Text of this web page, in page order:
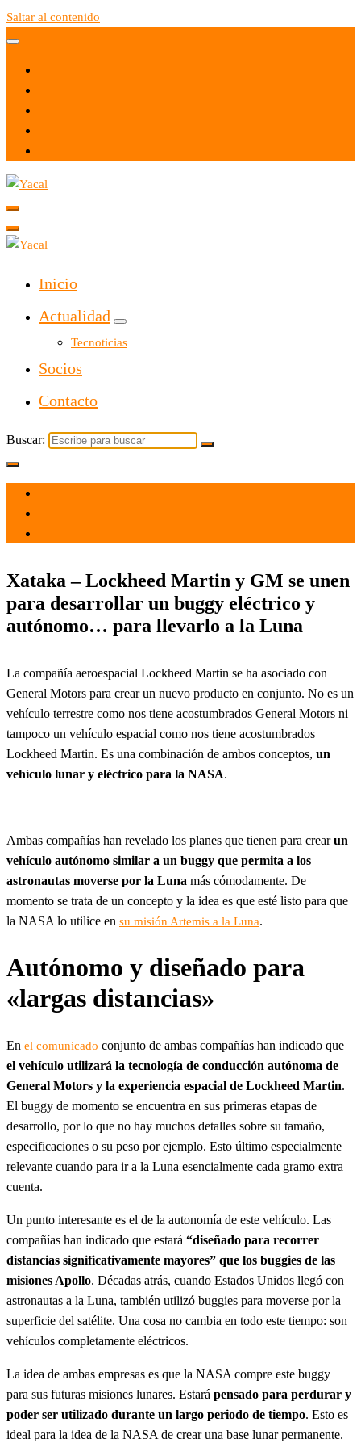
Saltar al contenido
Yacal micro hosting
Inicio
Actualidad
Tecnoticias
Socios
Contacto
Buscar:
Xataka – Lockheed Martin y GM se unen
para desarrollar un buggy eléctrico y
autónomo… para llevarlo a la Luna
La compañía aeroespacial Lockheed Martin se ha asociado con
General Motors para crear un nuevo producto en conjunto. No es un
vehículo terrestre como nos tiene acostumbrados General Motors ni
tampoco un vehículo espacial como nos tiene acostumbrados
Lockheed Martin. Es una combinación de ambos conceptos, un
vehículo lunar y eléctrico para la NASA.
Ambas compañías han revelado los planes que tienen para crearun
vehículo autónomo similar a un buggy que permita a los
astronautas moverse por la Luna más cómodamente. De
momento se trata de un concepto y la idea es que esté listo para que
la NASA lo utilice en su misión Artemis a la Luna.
Autónomo y diseñado para
«largas distancias»
En el comunicado conjunto de ambas compañías han indicado que
el vehículo utilizará la tecnología de conducción autónoma de
General Motors y la experiencia espacial de Lockheed Martin.
El buggy de momento se encuentra en sus primeras etapas de
desarrollo, por lo que no hay muchos detalles sobre su tamaño,
especificaciones o su peso por ejemplo. Esto último especialmente
relevante cuando para ir a la Luna esencialmente cada gramo extra
cuenta.
Un punto interesante es el de la autonomía de este vehículo. Las
compañías han indicado que estará “diseñado para recorrer
distancias significativamente mayores” que los buggies de las
misiones Apollo. Décadas atrás, cuando Estados Unidos llegó con
astronautas a la Luna, también utilizó buggies para moverse por la
superficie del satélite. Una cosa no cambia en todo este tiempo: son
vehículos completamente eléctricos.
La idea de ambas empresas es que la NASA compre este buggy
para sus futuras misiones lunares. Estará pensado para perdurar y
poder ser utilizado durante un largo periodo de tiempo. Esto es
ideal para la idea de la NASA de crear una base lunar permanente.